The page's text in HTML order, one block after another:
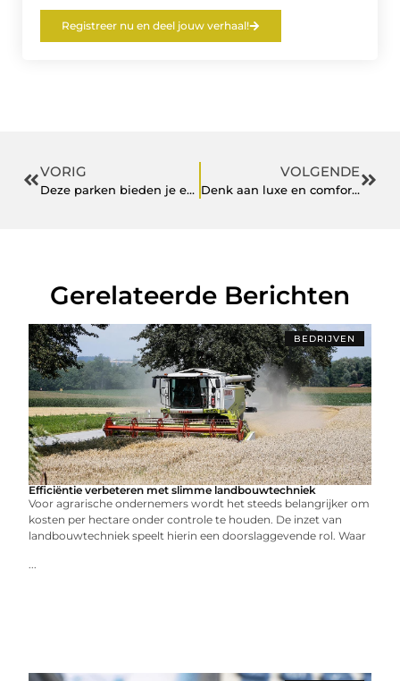
Registreer nu en deel jouw verhaal!
VORIG
Deze parken bieden je een milieuvriendelijke schoolreis
VOLGENDE
Denk aan luxe en comfort bij exclusieve reizen rond de wereld
Gerelateerde Berichten
BEDRIJVEN
Efficiëntie verbeteren met slimme landbouwtechniek
Voor agrarische ondernemers wordt het steeds belangrijker om
kosten per hectare onder controle te houden. De inzet van
landbouwtechniek speelt hierin een doorslaggevende rol. Waar
...